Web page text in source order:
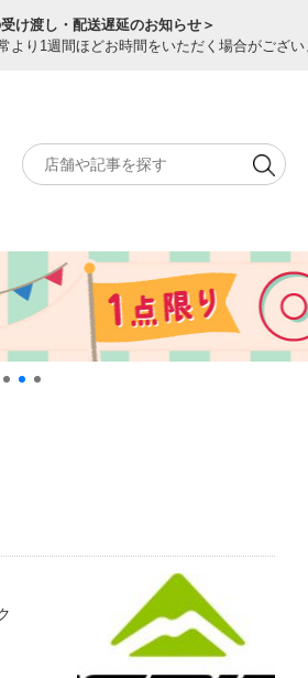
け渡し・配送遅延のお知らせ＞
り1週間ほどお時間をいただく場合がござい